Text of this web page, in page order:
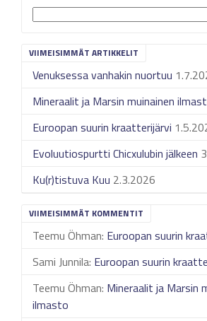
VIIMEISIMMÄT ARTIKKELIT
Venuksessa vanhakin nuortuu
Mineraalit ja Marsin muinainen
Euroopan suurin kraatterijärvi
Evoluutiospurtti Chicxulubin jälkeen
Ku(r)tistuva Kuu 2.3.2026
VIIMEISIMMÄT KOMMENTIT
Teemu Öhman: Euroopan suurin
Sami Junnila: Euroopan suurin
Teemu Öhman: Mineraalit ja Marsin
ilmasto